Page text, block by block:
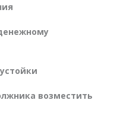
возместить